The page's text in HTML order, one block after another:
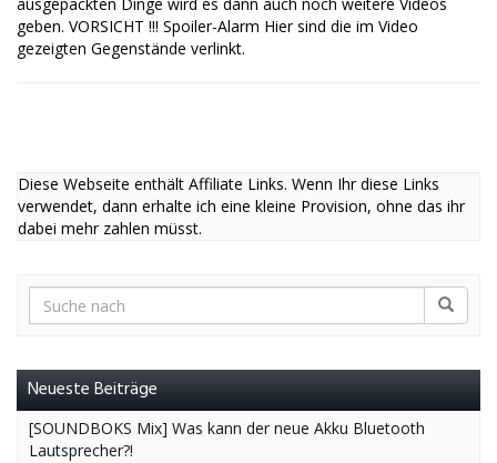
geben. VORSICHT !!! Spoiler-Alarm Hier sind die im Video
gezeigten Gegenstände verlinkt.
Diese Webseite enthält Affiliate Links. Wenn Ihr diese Links
verwendet, dann erhalte ich eine kleine Provision, ohne das ihr
dabei mehr zahlen müsst.
Neueste Beiträge
[SOUNDBOKS Mix] Was kann der neue Akku Bluetooth
Lautsprecher?!